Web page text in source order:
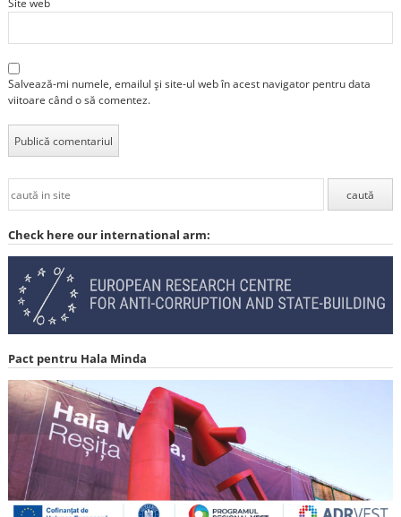
Salvează-mi numele, emailul și site-ul web în acest navigator pentru data
viitoare când o să comentez.
Check here our international arm:
Pact pentru Hala Minda